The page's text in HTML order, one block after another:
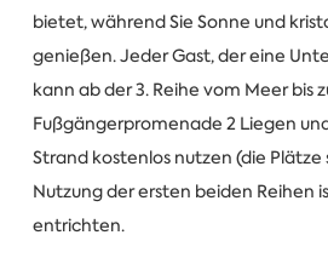
bietet, während Sie Sonne und
genießen. Jeder Gast, der eine
kann ab der 3. Reihe vom Meer bis
Fußgängerpromenade 2 Liegen
Strand kostenlos nutzen (die Plätze
Nutzung der ersten beiden Reihen
entrichten.